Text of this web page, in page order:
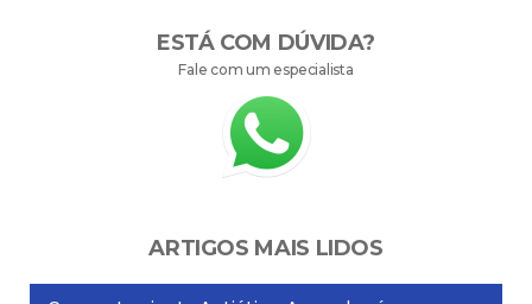
ESTÁ COM DÚVIDA?
Fale com um especialista
ARTIGOS MAIS LIDOS